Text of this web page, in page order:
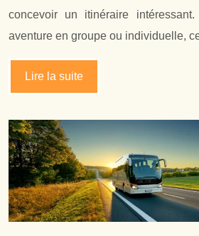
concevoir un itinéraire intéressant.
aventure en groupe ou individuelle,
Lire la suite